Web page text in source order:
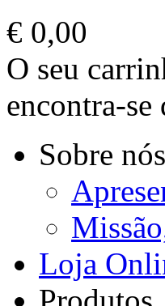
€ 0,00
O seu
encontra-
Sobre nós
Loja